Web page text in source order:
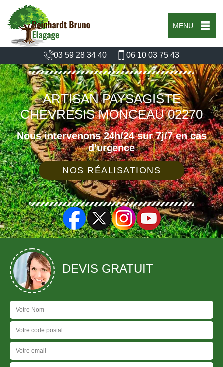
MENU
03 59 28 34 40 06 10 03 75 43
ARTISAN PAYSAGISTE
CHEVRESIS MONCEAU 02270
Nous intervenons 24h/24 sur 7j/7 en cas
d'urgence
NOS RÉALISATIONS
DEVIS GRATUIT